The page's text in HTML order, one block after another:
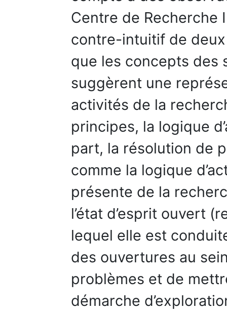
Centre de Recherche
contre-intuitif de deux
que les concepts des
suggèrent une
activités de la
principes, la logique
part, la résolution de
comme la logique
présente de la
l’état d’esprit ouvert
lequel elle est
des ouvertures au
problèmes et de
démarche